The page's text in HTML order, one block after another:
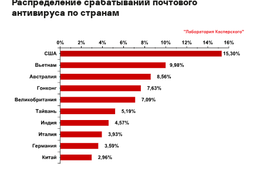
антивируса по странам